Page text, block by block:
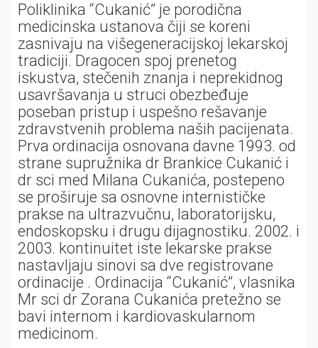
Poliklinika “Cukanić” je porodična
medicinska ustanova čiji se koreni
zasnivaju na višegeneracijskoj lekarskoj
tradiciji. Dragocen spoj prenetog
iskustva, stečenih znanja i neprekidnog
usavršavanja u struci obezbeđuje
poseban pristup i uspešno rešavanje
zdravstvenih problema naših pacijenata.
Prva ordinacija osnovana davne 1993. od
strane supružnika dr Brankice Cukanić i
dr sci med Milana Cukanića, postepeno
se proširuje sa osnovne internističke
prakse na ultrazvučnu, laboratorijsku,
endoskopsku i drugu dijagnostiku. 2002. i
2003. kontinuitet iste lekarske prakse
nastavljaju sinovi sa dve registrovane
ordinacije . Ordinacija “Cukanić”, vlasnika
Mr sci dr Zorana Cukanića pretežno se
bavi internom i kardiovaskularnom
medicinom.